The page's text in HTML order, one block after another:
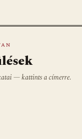
— kattints a címerre.